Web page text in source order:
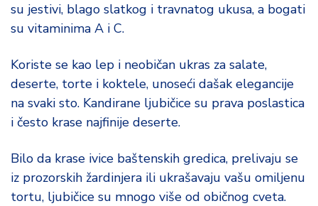
su jestivi, blago slatkog i travnatog ukusa, a bogati
su vitaminima A i C.
Koriste se kao lep i neobičan ukras za salate,
deserte, torte i koktele, unoseći dašak elegancije
na svaki sto. Kandirane ljubičice su prava poslastica
i često krase najfinije deserte.
Bilo da krase ivice baštenskih gredica, prelivaju se
iz prozorskih žardinjera ili ukrašavaju vašu omiljenu
tortu, ljubičice su mnogo više od običnog cveta.